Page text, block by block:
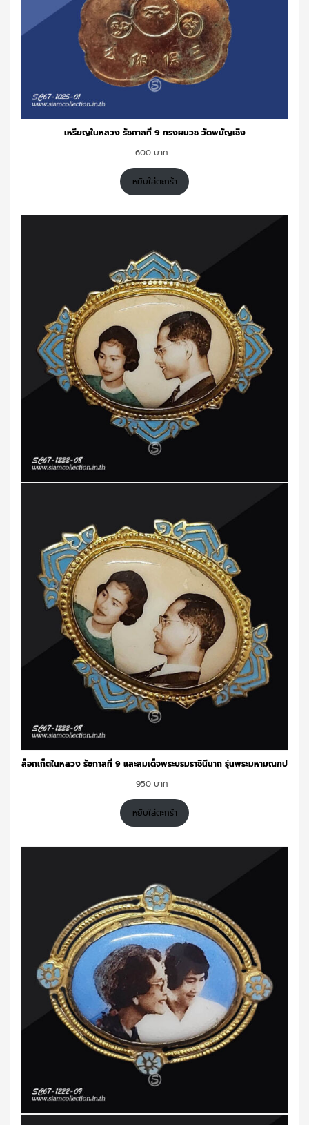
เหรียญในหลวง รัชกาลที่ 9 ทรงผนวช วัดพนัญเชิง
600
หยิบใส่ตะกร้า
ล็อกเก็ตในหลวง รัชกาลที่ 9 และสมเด็จพระบรมราชินีนาถ รุ่นพระมหามณฑป
950
หยิบใส่ตะกร้า